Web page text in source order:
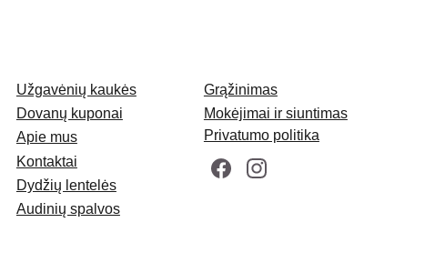
Mokėjimai ir siuntimas
Apie mus
Grąžinimas
Privatumo politika
Kontaktai
Audinių spalvos
Dydžių lentelės
Dovanų kuponai
Užgavėnių kaukės